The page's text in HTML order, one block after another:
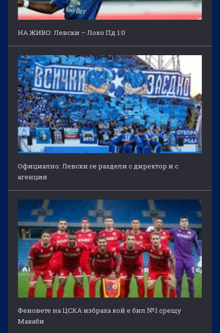
НА ЖИВО: Левски – Локо Пд 1:0
Официално: Левски се раздели с директор и с
агенция
Феновете на ЦСКА избраха кой е бил №1 срещу
Макаби